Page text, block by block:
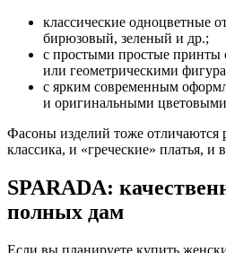
классические одноцветные
бирюзовый, зеленый и др.;
с простыми простые принты
или геометрическими
с ярким современным
и оригинальными
Фасоны изделий тоже отличаются
классика, и «греческие» платья, и
SPARADA:
полных дам
Если вы планируете купить